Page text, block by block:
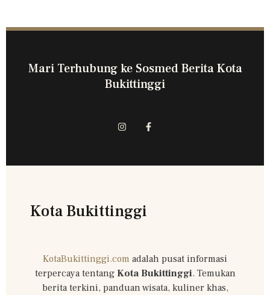
Mari Terhubung ke Sosmed Berita Kota
Bukittinggi
Kota Bukittinggi
KotaBukittinggi.com adalah pusat informasi
terpercaya tentang Kota Bukittinggi. Temukan
berita terkini, panduan wisata, kuliner khas,